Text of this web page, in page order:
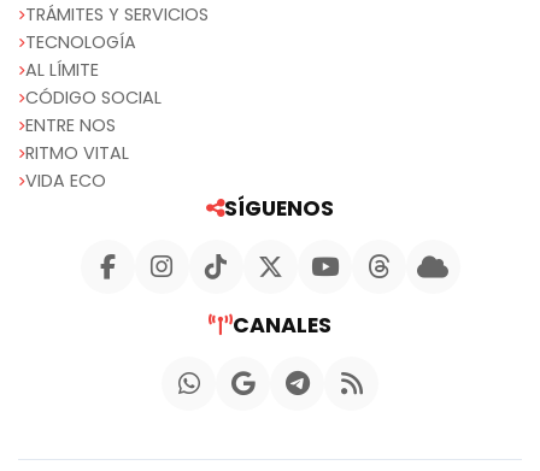
TRÁMITES Y SERVICIOS
TECNOLOGÍA
AL LÍMITE
CÓDIGO SOCIAL
ENTRE NOS
RITMO VITAL
VIDA ECO
SÍGUENOS
CANALES